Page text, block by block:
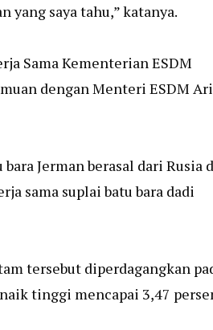
yang saya tahu,” katanya.
Sama Kementerian ESDM
dengan Menteri ESDM
Jerman berasal dari Rusia
sama suplai batu bara dadi
tersebut diperdagangkan
tinggi mencapai 3,47